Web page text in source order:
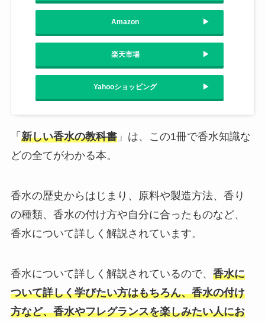
Amazon
楽天市場
Yahooショッピング
「 新しい香水の教科書」は、この1冊で香水知識な
どの全てがわかる本。
香水の歴史からはじまり、原料や製造方法、香り
の種類、香水の付け方や自分に合ったものなど、
香水について詳しく解説されています。
香水について詳しく解説されているので、 香水に
ついて詳しく学びたい方はもちろん、香水の付け
方など、香水やフレグランスを楽しみたい人にお